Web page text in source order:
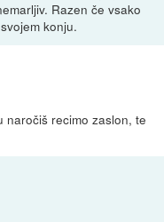
Razen če vsako
konju.
naročiš recimo zaslon, te